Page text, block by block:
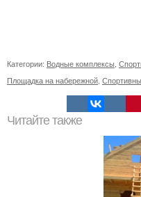
Категории: Водные комплексы
Площадка на набережной
Читайте также